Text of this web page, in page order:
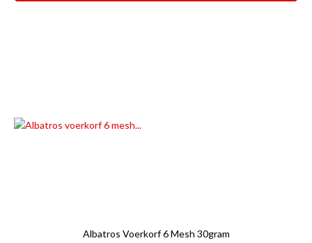
Albatros Voerkorf 6 Mesh 30gram